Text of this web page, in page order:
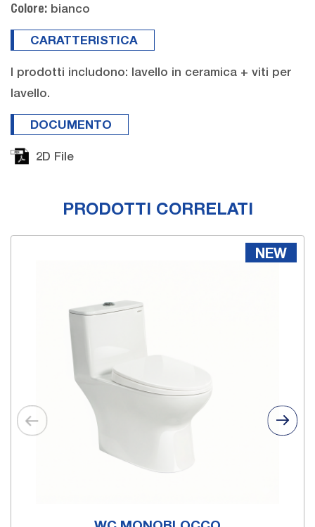
Colore: bianco
CARATTERISTICA
I prodotti includono: lavello in ceramica + viti per
lavello.
DOCUMENTO
2D File
PRODOTTI CORRELATI
NEW